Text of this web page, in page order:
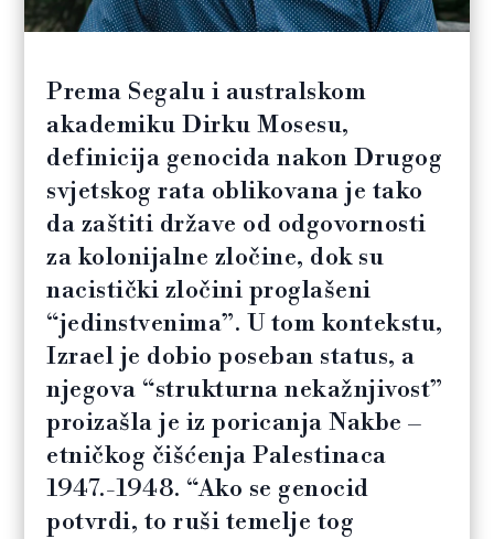
Prema Segalu i australskom
akademiku Dirku Mosesu,
definicija genocida nakon Drugog
svjetskog rata oblikovana je tako
da zaštiti države od odgovornosti
za kolonijalne zločine, dok su
nacistički zločini proglašeni
“jedinstvenima”. U tom kontekstu,
Izrael je dobio poseban status, a
njegova “strukturna nekažnjivost”
proizašla je iz poricanja Nakbe –
etničkog čišćenja Palestinaca
1947.-1948. “Ako se genocid
potvrdi, to ruši temelje tog